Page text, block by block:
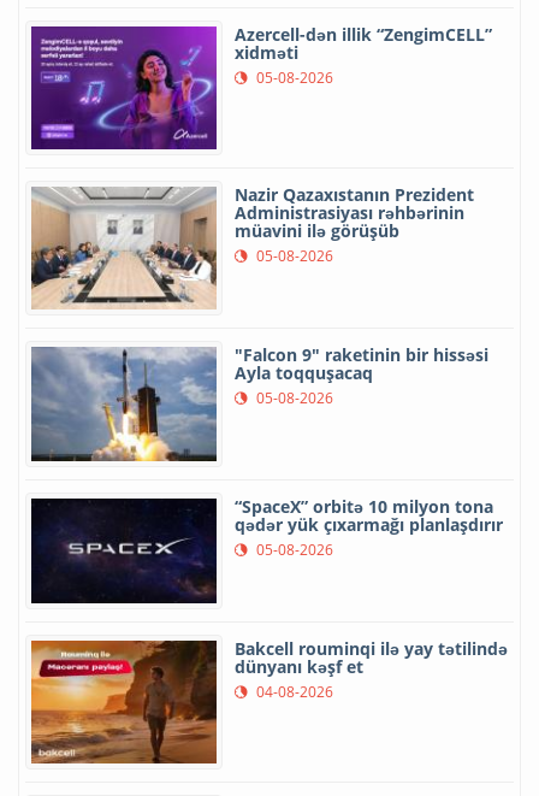
Azercell-dən illik “ZengimCELL”
xidməti
05-08-2026
Nazir Qazaxıstanın Prezident
Administrasiyası rəhbərinin
müavini ilə görüşüb
05-08-2026
"Falcon 9" raketinin bir hissəsi
Ayla toqquşacaq
05-08-2026
“SpaceX” orbitə 10 milyon tona
qədər yük çıxarmağı planlaşdırır
05-08-2026
Bakcell rouminqi ilə yay tətilində
dünyanı kəşf et
04-08-2026